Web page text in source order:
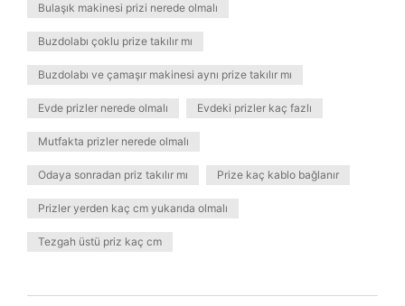
Bulaşık makinesi prizi nerede olmalı
Buzdolabı çoklu prize takılır mı
Buzdolabı ve çamaşır makinesi aynı prize takılır mı
Evde prizler nerede olmalı Evdeki prizler kaç fazlı
Mutfakta prizler nerede olmalı
Odaya sonradan priz takılır mı Prize kaç kablo bağlanır
Prizler yerden kaç cm yukarıda olmalı
Tezgah üstü priz kaç cm